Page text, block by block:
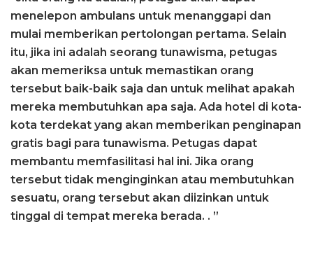
menelepon ambulans untuk menanggapi dan
mulai memberikan pertolongan pertama. Selain
itu, jika ini adalah seorang tunawisma, petugas
akan memeriksa untuk memastikan orang
tersebut baik-baik saja dan untuk melihat apakah
mereka membutuhkan apa saja. Ada hotel di kota-
kota terdekat yang akan memberikan penginapan
gratis bagi para tunawisma. Petugas dapat
membantu memfasilitasi hal ini. Jika orang
tersebut tidak menginginkan atau membutuhkan
sesuatu, orang tersebut akan diizinkan untuk
tinggal di tempat mereka berada. . ”